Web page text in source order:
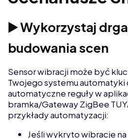
▶️ Wykorzystaj
budowania scen
Sensor wibracji może być
Twojego systemu
automatyczne reguły w
bramka/Gateway ZigBee
przykłady automatyzacji:
Jeśli wykryto wibracje na